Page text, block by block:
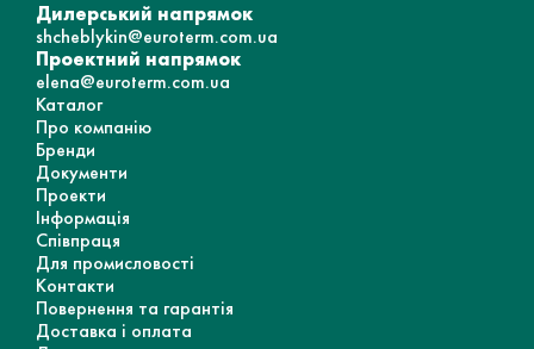
Дилерський напрямок
shcheblykin@euroterm.com.ua
Проектний напрямок
elena@euroterm.com.ua
Каталог
Про компанію
Бренди
Документи
Проекти
Інформація
Співпраця
Для промисловості
Контакти
Повернення та гарантія
Доставка і оплата